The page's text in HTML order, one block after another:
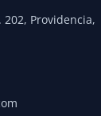
202, Providencia,